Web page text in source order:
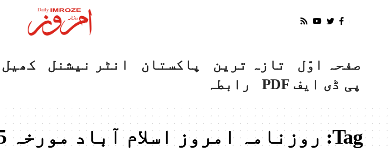
صفحہ اوّل تازہ ترین پاکستان انٹر نیشنل کھیل
پی ڈی ایف PDF
رابطہ
Tag: روزنامہ امروز اسلام آباد مورخہ 15 مئی 2024